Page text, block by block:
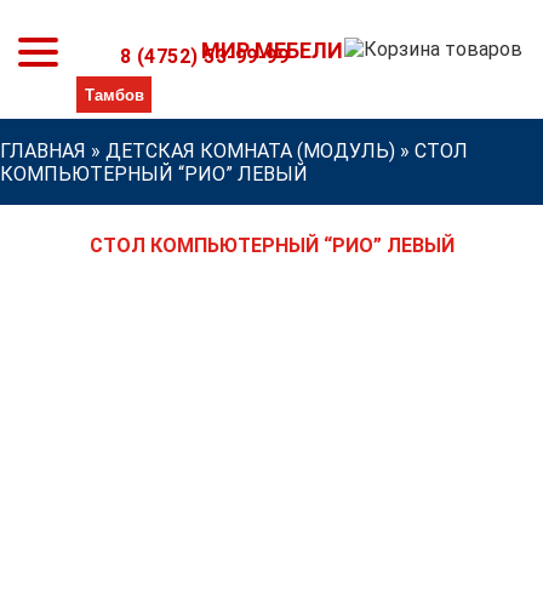
МИР МЕБЕЛИ
8 (4752) 53-99-99
ГЛАВНАЯ » ДЕТСКАЯ КОМНАТА (МОДУЛЬ) » СТОЛ
КОМПЬЮТЕРНЫЙ “РИО” ЛЕВЫЙ
СТОЛ КОМПЬЮТЕРНЫЙ “РИО” ЛЕВЫЙ